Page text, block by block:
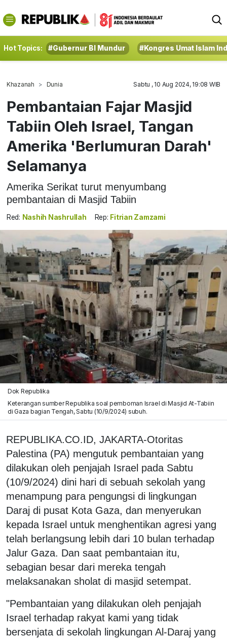
Hot Topics: #Gubernur BI Mundur #Kongres Umat Islam
Khazanah Dunia Sabtu , 10 Aug 2024, 19:08 WIB
Pembantaian Fajar Masjid
Tabiin Oleh Israel, Tangan
Amerika 'Berlumuran Darah'
Selamanya
Amerika Serikat turut menyumbang
pembantaian di Masjid Tabiin
Red: Nashih Nashrullah Rep: Fitrian Zamzami
Dok Republika
Keterangan sumber Republika soal pemboman Israel di Masjid At-Tabiin
di Gaza bagian Tengah, Sabtu (10/9/2024) subuh.
REPUBLIKA.CO.ID, JAKARTA-Otoritas
Palestina (PA) mengutuk pembantaian yang
dilakukan oleh penjajah Israel pada Sabtu
(10/9/2024) dini hari di sebuah sekolah yang
menampung para pengungsi di lingkungan
Daraj di pusat Kota Gaza, dan menyerukan
kepada Israel untuk menghentikan agresi yang
telah berlangsung lebih dari 10 bulan terhadap
Jalur Gaza. Dan saat pembantaian itu,
sebagian besar dari mereka tengah
melaksanakan sholat di masjid setempat.
"Pembantaian yang dilakukan oleh penjajah
Israel terhadap rakyat kami yang tidak
bersenjata di sekolah lingkungan Al-Daraj yang